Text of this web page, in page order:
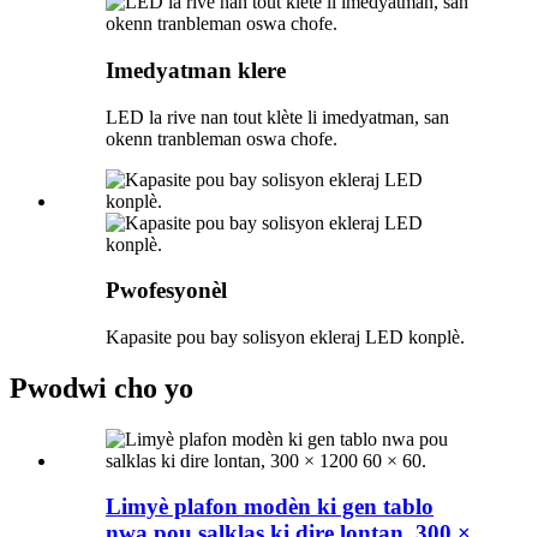
Imedyatman klere
LED la rive nan tout klète li imedyatman, san
okenn tranbleman oswa chofe.
Pwofesyonèl
Kapasite pou bay solisyon ekleraj LED konplè.
Pwodwi cho yo
Limyè plafon modèn ki gen tablo